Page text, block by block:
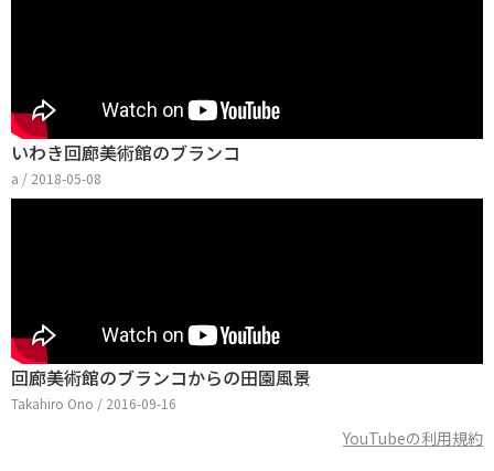
いわき回廊美術館のブランコ
a / 2018-05-08
回廊美術館のブランコからの田園風景
Takahiro Ono / 2016-09-16
YouTubeの利用規約